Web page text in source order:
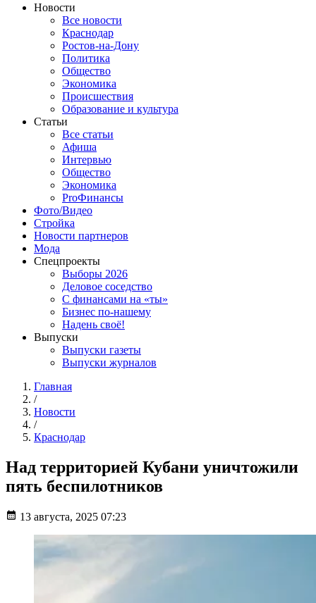
Новости
Все новости
Краснодар
Ростов-на-Дону
Политика
Общество
Экономика
Происшествия
Образование и культура
Статьи
Все статьи
Афиша
Интервью
Общество
Экономика
ProФинансы
Фото/Видео
Стройка
Новости партнеров
Мода
Спецпроекты
Выборы 2026
Деловое соседство
С финансами на «ты»
Бизнес по-нашему
Надень своё!
Выпуски
Выпуски газеты
Выпуски журналов
Главная
/
Новости
/
Краснодар
Над территорией Кубани уничтожили
пять беспилотников
13 августа, 2025 07:23